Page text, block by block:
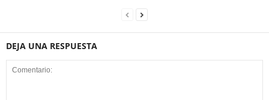
DEJA UNA RESPUESTA